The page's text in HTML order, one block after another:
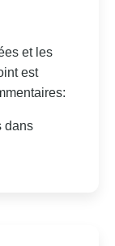
et les
est
dans